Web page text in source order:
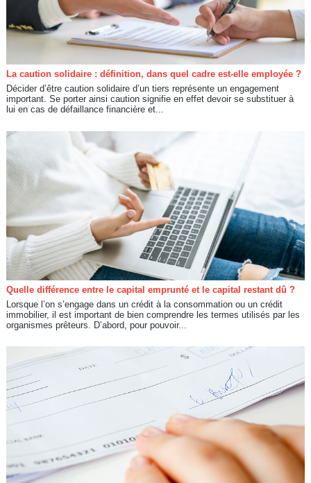
La caution solidaire : définition, dans quel cadre est-elle employée ?
Décider d’être caution solidaire d’un tiers représente un engagement
important. Se porter ainsi caution signifie en effet devoir se substituer à
lui en cas de défaillance financière et...
Quelle différence entre le capital emprunté et le capital restant dû ?
Lorsque l’on s’engage dans un crédit à la consommation ou un crédit
immobilier, il est important de bien comprendre les termes utilisés par les
organismes prêteurs. D’abord, pour pouvoir...